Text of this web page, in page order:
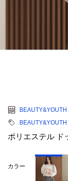
ポリエステル ド
カラー